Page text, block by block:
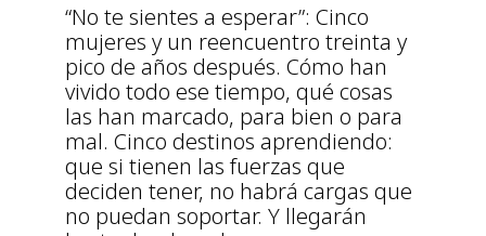
“No te sientes a esperar”: Cinco
mujeres y un reencuentro treinta y
pico de años después. Cómo han
vivido todo ese tiempo, qué cosas
las han marcado, para bien o para
mal. Cinco destinos aprendiendo:
que si tienen las fuerzas que
deciden tener, no habrá cargas que
no puedan soportar. Y llegarán